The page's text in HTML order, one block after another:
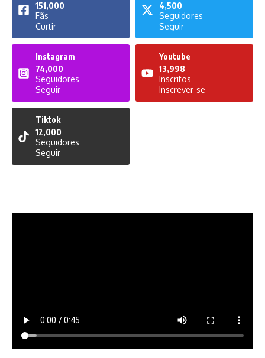
151,000
Fãs
Curtir
4,500
Seguidores
Seguir
Instagram
74,000
Seguidores
Seguir
Youtube
13,998
Inscritos
Inscrever-se
Tiktok
12,000
Seguidores
Seguir